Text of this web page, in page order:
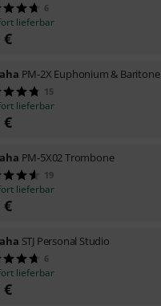
6
lieferbar
€
PM-2X Euphonium & Baritone
15
lieferbar
€
PM-5X02 Trombone
19
lieferbar
€
STJ Personal Studio
6
lieferbar
€